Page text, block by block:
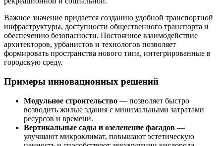
Важное значение придается созданию удобной транспортной
инфраструктуры, доступности общественного транспорта и
обеспечению безопасности. Постоянное взаимодействие
архитекторов, урбанистов и технологов позволяет
формировать пространства нового типа, интегрированные в
городскую среду.
Примеры инновационных решений
Модульное строительство — позволяет быстро
возводить жилые здания с минимальными затратами
ресурсов и времени.
Вертикальные сады и озеленение фасадов —
улучшают микроклимат, повышают эстетическую